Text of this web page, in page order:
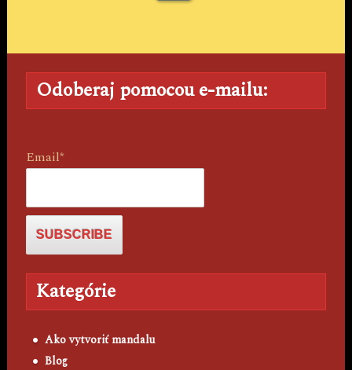
Odoberaj pomocou e-mailu:
Email*
Kategórie
Ako vytvoriť mandalu
Blog